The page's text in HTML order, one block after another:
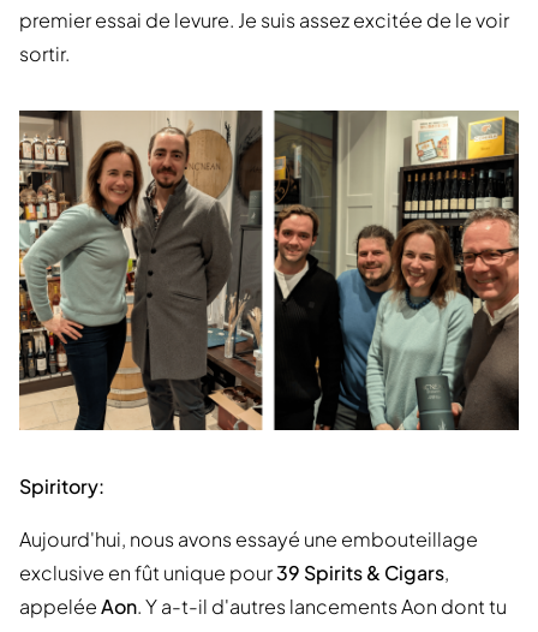
premier essai de levure. Je suis assez excitée de le voir
sortir.
Spiritory:
Aujourd'hui, nous avons essayé une embouteillage
exclusive en fût unique pour39 Spirits & Cigars,
appeléeAon. Y a-t-il d'autres lancements Aon dont tu